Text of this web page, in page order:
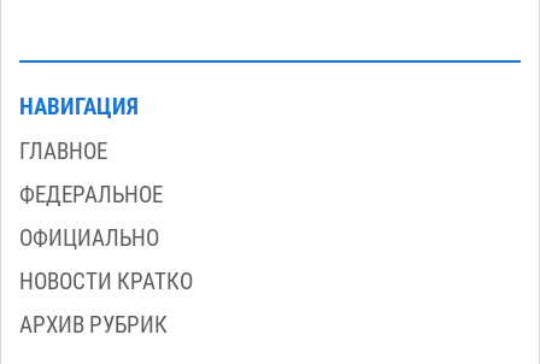
НАВИГАЦИЯ
ГЛАВНОЕ
ФЕДЕРАЛЬНОЕ
ОФИЦИАЛЬНО
НОВОСТИ КРАТКО
АРХИВ РУБРИК